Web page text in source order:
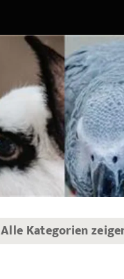
Alle Kategorien